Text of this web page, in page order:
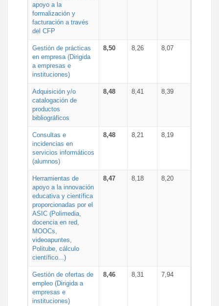
apoyo a la
formalización y
facturación a través
del CFP
Gestión de prácticas
en empresa (Dirigida
a empresas e
instituciones)
8,50 8,26 8,07
Adquisición y/o
catalogación de
productos
bibliográficos
8,48 8,41 8,39
Consultas e
incidencias en
servicios informáticos
(alumnos)
8,48 8,21 8,19
Herramientas de
apoyo a la innovación
educativa y científica
proporcionadas por el
ASIC (Polimedia,
docencia en red,
MOOCs,
videoapuntes,
Politube, cálculo
científico...)
8,47 8,18 8,20
Gestión de ofertas de
empleo (Dirigida a
empresas e
instituciones)
8,46 8,31 7,94